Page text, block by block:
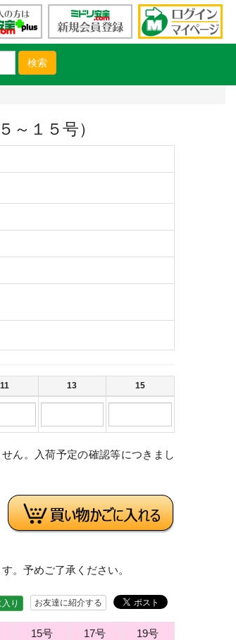
検索
１５号）
11 13 15
ん。入荷予定の確認等につきまし
。予めご了承ください。
お友達に紹介する
り
15号 17号
19号